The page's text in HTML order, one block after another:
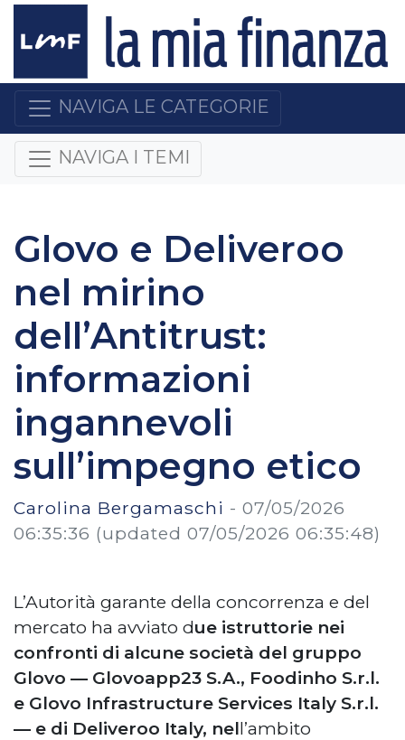
NAVIGA LE CATEGORIE
NAVIGA I TEMI
Glovo e Deliveroo
nel mirino
dell’Antitrust:
informazioni
ingannevoli
sull’impegno etico
Carolina Bergamaschi - 07/05/2026
06:35:36 (updated 07/05/2026 06:35:48)
L’Autorità garante della concorrenza e del
mercato ha avviato due istruttorie nei
confronti di alcune società del gruppo
Glovo — Glovoapp23 S.A., Foodinho S.r.l.
e Glovo Infrastructure Services Italy S.r.l.
— e di Deliveroo Italy, nell’ambito